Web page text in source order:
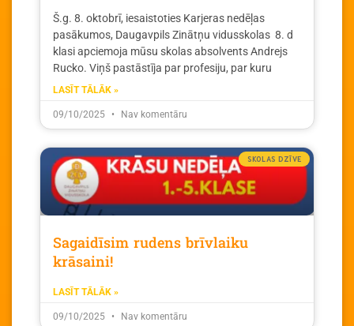
Š.g. 8. oktobrī, iesaistoties Karjeras nedēļas
pasākumos, Daugavpils Zinātņu vidusskolas 8. d
klasi apciemoja mūsu skolas absolvents Andrejs
Rucko. Viņš pastāstīja par profesiju, par kuru
LASĪT TĀLĀK »
09/10/2025 Nav komentāru
SKOLAS DZĪVE
Sagaidīsim rudens brīvlaiku
krāsaini!
LASĪT TĀLĀK »
09/10/2025 Nav komentāru